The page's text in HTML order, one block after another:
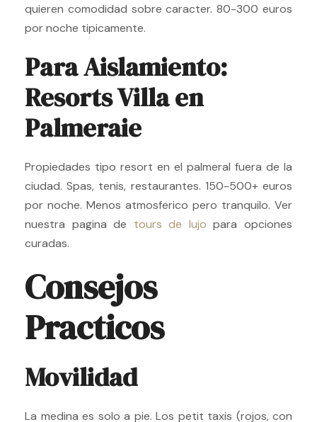
quieren comodidad sobre caracter. 80-300 euros
por noche tipicamente.
Para Aislamiento:
Resorts Villa en
Palmeraie
Propiedades tipo resort en el palmeral fuera de la
ciudad. Spas, tenis, restaurantes. 150-500+ euros
por noche. Menos atmosferico pero tranquilo. Ver
nuestra pagina de tours de lujo para opciones
curadas.
Consejos
Practicos
Movilidad
La medina es solo a pie. Los petit taxis (rojos, con